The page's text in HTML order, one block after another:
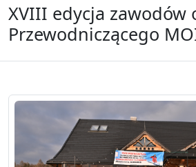
XVIII edycja zawodów
Przewodniczącego